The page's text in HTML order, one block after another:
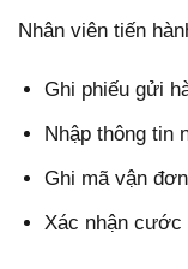
Nhân viên tiến
Ghi phiếu gửi
Nhập thông tin
Ghi mã vận đơn
Xác nhận cước